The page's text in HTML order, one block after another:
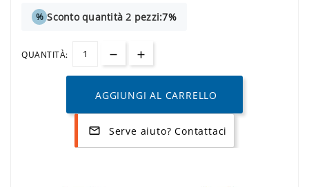
% Sconto quantità 2 pezzi:7%
QUANTITÀ:
AGGIUNGI AL CARRELLO
mail_outline Serve aiuto? Contattaci